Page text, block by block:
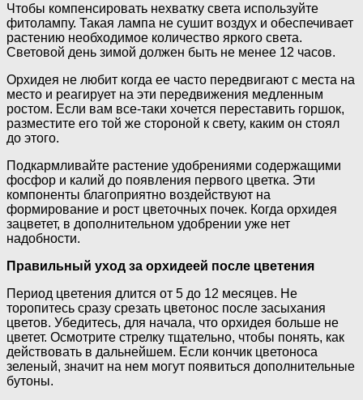
Чтобы компенсировать нехватку света используйте
фитолампу. Такая лампа не сушит воздух и обеспечивает
растению необходимое количество яркого света.
Световой день зимой должен быть не менее 12 часов.
Орхидея не любит когда ее часто передвигают с места на
место и реагирует на эти передвижения медленным
ростом. Если вам все-таки хочется переставить горшок,
разместите его той же стороной к свету, каким он стоял
до этого.
Подкармливайте растение удобрениями содержащими
фосфор и калий до появления первого цветка. Эти
компоненты благоприятно воздействуют на
формирование и рост цветочных почек. Когда орхидея
зацветет, в дополнительном удобрении уже нет
надобности.
Правильный уход за орхидеей после цветения
Период цветения длится от 5 до 12 месяцев. Не
торопитесь сразу срезать цветонос после засыхания
цветов. Убедитесь, для начала, что орхидея больше не
цветет. Осмотрите стрелку тщательно, чтобы понять, как
действовать в дальнейшем. Если кончик цветоноса
зеленый, значит на нем могут появиться дополнительные
бутоны.